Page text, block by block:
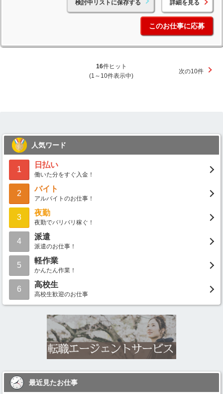
検討中リストに保存する 詳細を見る
このお仕事に応募
16件ヒット
(1～10件表示中)
次の10件
人気ワード
1
日払い
働いた分をすぐ入金！
2
バイト
アルバイトのお仕事！
3
夜勤
夜勤でバリバリ稼ぐ！
4
派遣
派遣のお仕事！
5
軽作業
かんたん作業！
6
高校生
高校生歓迎のお仕事
最近見たお仕事